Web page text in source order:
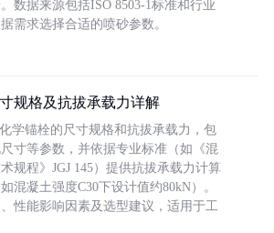
数据来源包括ISO 8503-1标准和行业
需求选择合适的喷砂参数。
规格及抗拔承载力详解
学锚栓的尺寸规格和抗拔承载力，包
寸等参数，并依据专业标准（如《混
规程》JGJ 145）提供抗拔承载力计算
混凝土强度C30下设计值约80kN）。
性能影响因素及选型建议，适用于工